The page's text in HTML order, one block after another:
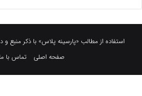
استفاده از مطالب «پارسینه پلاس» با ذکر منبع
صفحه اصلی
تماس با ما